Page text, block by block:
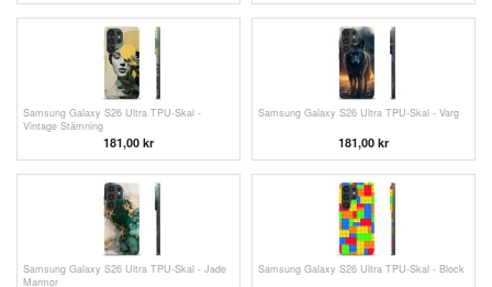
Samsung Galaxy S26 Ultra TPU-Skal -
Vintage Stämning
181,00 kr
Samsung Galaxy S26 Ultra TPU-Skal - Varg
181,00 kr
Samsung Galaxy S26 Ultra TPU-Skal - Jade
Marmor
Samsung Galaxy S26 Ultra TPU-Skal - Block